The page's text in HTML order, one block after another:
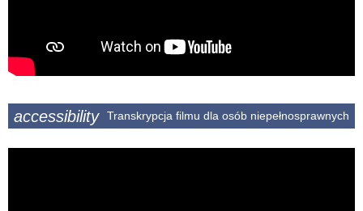
accessibility Transkrypcja filmu dla osób niepełnosprawnych